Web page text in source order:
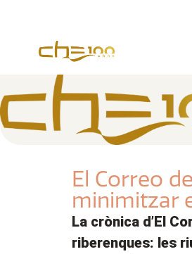
El Correo
minimitzar
La crònica d’El
riberenques: les